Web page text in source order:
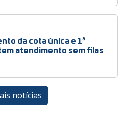
da cota única e 1ª
atendimento sem filas
notícias